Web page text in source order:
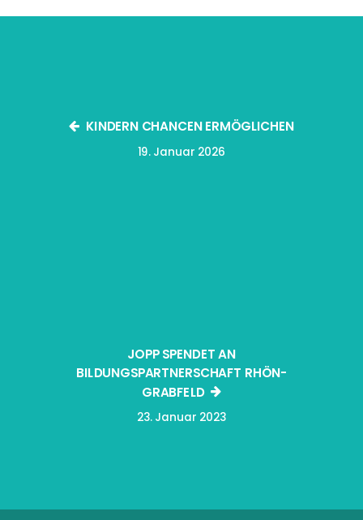
KINDERN CHANCEN ERMÖGLICHEN
19. Januar 2026
JOPP SPENDET AN
BILDUNGSPARTNERSCHAFT RHÖN-
GRABFELD
23. Januar 2023